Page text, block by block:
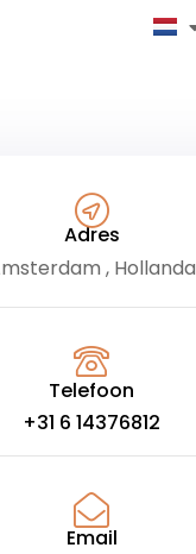
Adres
, Hollanda
Telefoon
+31 6 14376812
Email